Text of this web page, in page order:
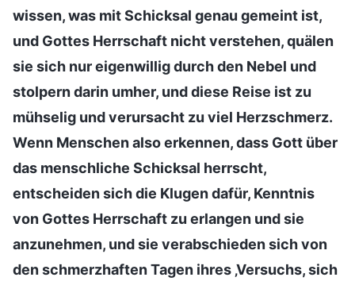
wissen, was mit Schicksal genau gemeint ist,
und Gottes Herrschaft nicht verstehen, quälen
sie sich nur eigenwillig durch den Nebel und
stolpern darin umher, und diese Reise ist zu
mühselig und verursacht zu viel Herzschmerz.
Wenn Menschen also erkennen, dass Gott über
das menschliche Schicksal herrscht,
entscheiden sich die Klugen dafür, Kenntnis
von Gottes Herrschaft zu erlangen und sie
anzunehmen, und sie verabschieden sich von
den schmerzhaften Tagen ihres ‚Versuchs, sich